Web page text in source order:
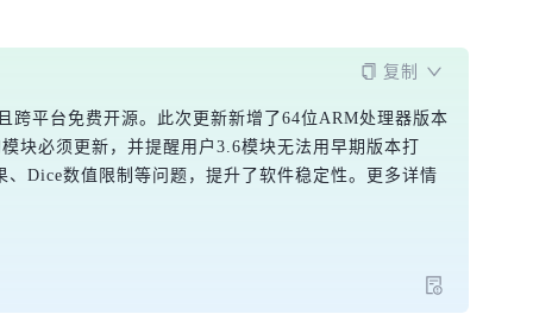
复制
平台免费开源。此次更新新增了64位ARM处理器版本
块必须更新，并提醒用户3.6模块无法用早期版本打
Dice数值限制等问题，提升了软件稳定性。更多详情